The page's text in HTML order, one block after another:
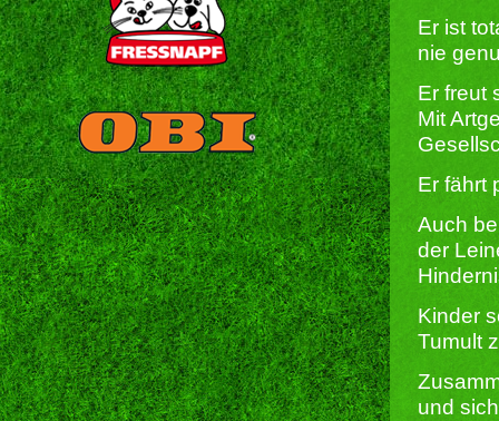
Er ist
nie
Er freut
Mit
Er fährt
Auch
der
Kinder
Tumult
und